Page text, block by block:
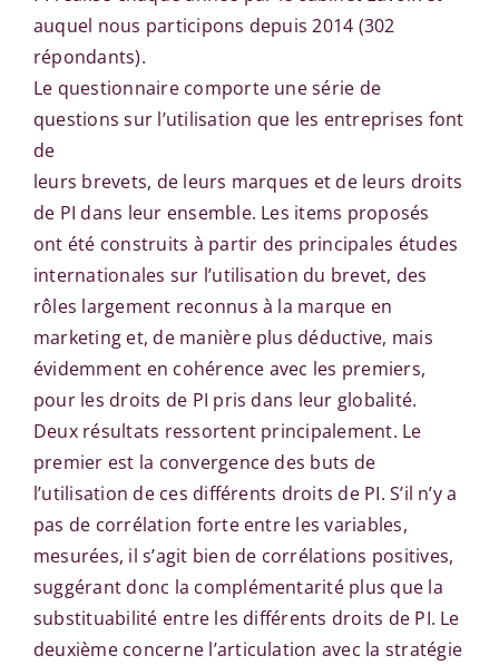
auquel nous participons depuis 2014 (302
répondants).
Le questionnaire comporte une série de
questions sur l’utilisation que les entreprises font
de
leurs brevets, de leurs marques et de leurs droits
de PI dans leur ensemble. Les items proposés
ont été construits à partir des principales études
internationales sur l’utilisation du brevet, des
rôles largement reconnus à la marque en
marketing et, de manière plus déductive, mais
évidemment en cohérence avec les premiers,
pour les droits de PI pris dans leur globalité.
Deux résultats ressortent principalement. Le
premier est la convergence des buts de
l’utilisation de ces différents droits de PI. S’il n’y a
pas de corrélation forte entre les variables,
mesurées, il s’agit bien de corrélations positives,
suggérant donc la complémentarité plus que la
substituabilité entre les différents droits de PI. Le
deuxième concerne l’articulation avec la stratégie